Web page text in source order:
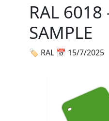
RAL 6018
SAMPLE
🏷 RAL 📅 15/7/2025